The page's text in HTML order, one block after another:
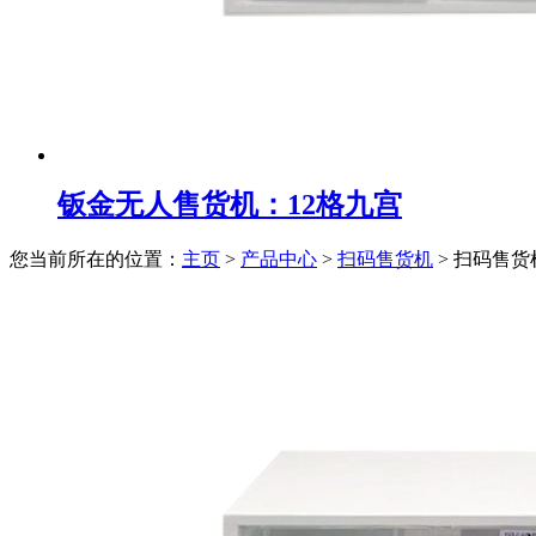
钣金无人售货机：12格九宫
您当前所在的位置： 主页 > 产品中心 > 扫码售货机 > 扫码售货